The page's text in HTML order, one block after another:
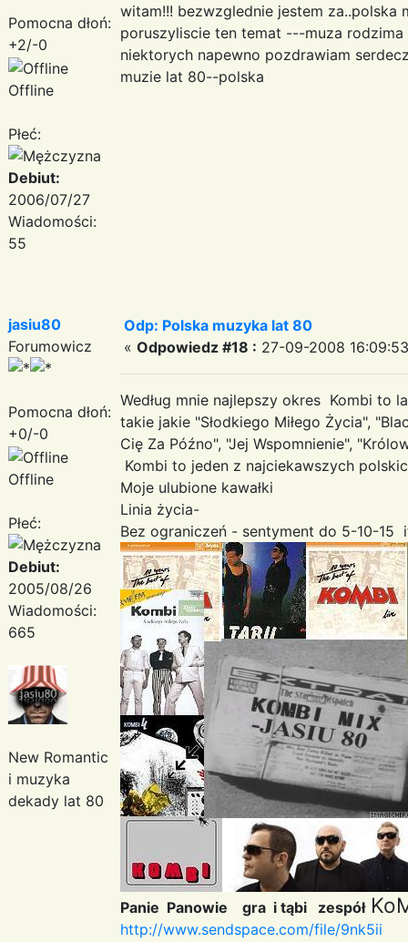
Pomocna dłoń:
+2/-0
Offline
Płeć:
Debiut:
2006/07/27
Wiadomości:
55
witam!!! bezwzglednie jestem
poruszyliscie ten temat ---muza
niektorych napewno pozdrawiam
muzie lat 80--polska
jasiu80
Forumowicz
Pomocna dłoń:
+0/-0
Offline
Płeć:
Debiut:
2005/08/26
Wiadomości:
665
New Romantic
i muzyka
dekady lat 80
Odp: Polska muzyka lat 80
« Odpowiedz #18 : 27-09-2008
Według mnie najlepszy okres Kombi to
takie jakie "Słodkiego Miłego Życia",
Cię Za Późno", "Jej Wspomnienie",
Kombi to jeden z najciekawszych
Moje ulubione kawałki
Linia życia-
Bez ograniczeń - sentyment do 5-10-15
Panie Panowie gra i tąbi zespół
http://www.sendspace.com/file/9nk5ii